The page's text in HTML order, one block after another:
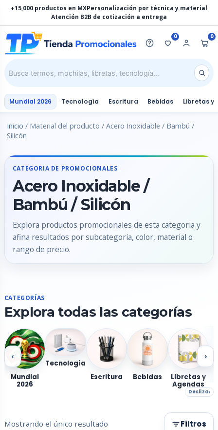
contenido
+15,000 productos en MXPersonalización por técnica y material
Atención B2B de cotización a entrega
0 0
Mundial 2026 Tecnología Escritura Bebidas Libretas y
Inicio / Material del producto / Acero Inoxidable / Bambú /
Silicón
CATEGORIA DE PROMOCIONALES
Acero Inoxidable /
Bambú / Silicón
Explora productos promocionales de esta categoria y
afina resultados por subcategoria, color, material o
rango de precio.
CATEGORÍAS
Explora todas las categorías
‹
Mundial
2026
Tecnología
Escritura
Bebidas Libretas y
Agendas
›
Desliza
Mostrando el único resultado Filtros